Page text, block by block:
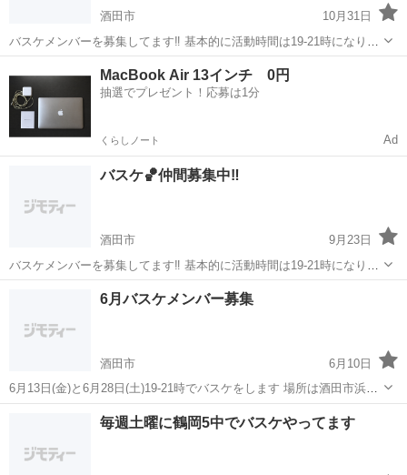
酒田市
10月31日
バスケメンバーを募集してます‼︎ 基本的に活動時間は19-21時になりま
す 場所は主に酒田市内になります 何ヶ所かで活動していて経験者だけ
のチームだったり 未経験、女性もいるチームもありますのでどなたで
も気軽に参加できますの...
バスケットボール
MacBook Air 13インチ 0円
抽選でプレゼント！応募は1分
くらしノート Ad
バスケ🏀仲間募集中‼︎
酒田市
9月23日
バスケメンバーを募集してます‼︎ 基本的に活動時間は19-21時になりま
す 場所は主に酒田市内になります 何ヶ所かで活動していて経験者だけ
のチームだったり 未経験、女性もいるチームもありますのでどなたで
バスケットボール チーム
6月バスケメンバー募集
酒田市
6月10日
6月13日(金)と6月28日(土)19-21時でバスケをします 場所は酒田市浜中
小学校体育館です 会場費等100円になります 初心者、経験者、女性で
経験なくても楽しくみんな仲良くバスケをしています‼︎ リングの高さ
バスケットボール
毎週土曜に鶴岡5中でバスケやってます